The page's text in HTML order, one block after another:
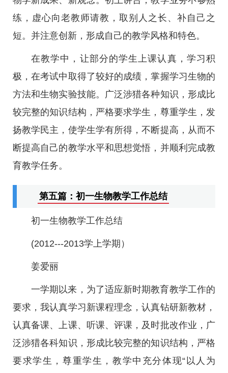
练，虚心向老教师请教，取别人之长、补自己之
短。并注意创新，形成自己的教学风格和特色。
在教学中，让部分的学生上课认真，学习积
极，在考试中取得了较好的成绩，掌握学习生物的
方法和生物实验技能。广泛涉猎各种知识，形成比
较完整的知识结构，严格要求学生，尊重学生，发
扬教学民主，使学生学有所得，不断提高，从而不
断提高自己的教学水平和思想觉悟，并顺利完成教
育教学任务。
第五篇：初一生物教学工作总结
初一生物教学工作总结
(2012---2013学上学期）
姜爱丽
一学期以来，为了适应新时期教育教学工作的
要求，我认真学习新课程理念，认真钻研新教材，
认真备课、上课、听课、评课，及时批改作业，广
泛涉猎各科知识，形成比较完整的知识结构，严格
要求学生，尊重学生，教学中充分体现“以人为